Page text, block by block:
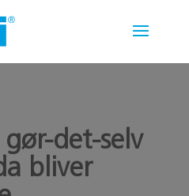
det-selv
bliver